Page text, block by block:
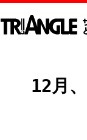
12月